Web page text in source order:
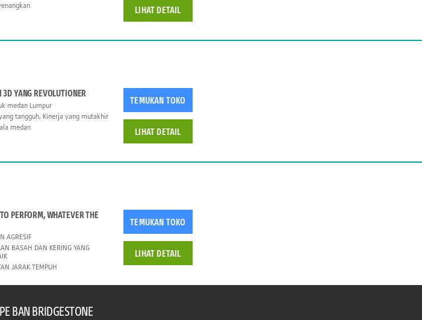
LIHAT DETAIL
3D YANG REVOLUTIONER
medan Lumpur
tangguh, Kinerja yang mutakhir
medan
TEMUKAN TOKO
LIHAT DETAIL
PERFORM, WHATEVER THE
AGRESIF
BASAH DAN KERING YANG
JARAK TEMPUH
TEMUKAN TOKO
LIHAT DETAIL
BAN BRIDGESTONE